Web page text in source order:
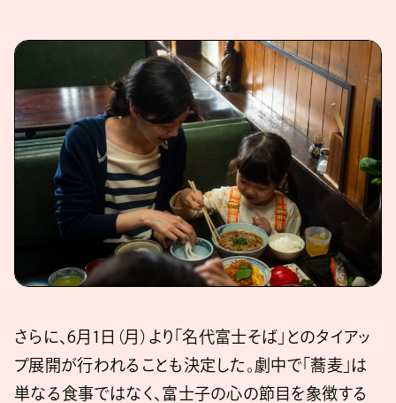
さらに、6月1日（月）より「名代富士そば」とのタイアッ
プ展開が行われることも決定した。劇中で「蕎⻨」は
単なる⾷事ではなく、富士子の⼼の節⽬を象徴する